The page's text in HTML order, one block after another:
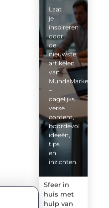
Laat
je
inspireren
door
de
nieuwste
artikelen
van
MundaMarketing.nl
–
dagelijks
verse
content,
boordevol
ideeën,
tips
en
inzichten.
Sfeer in
huis met
hulp van